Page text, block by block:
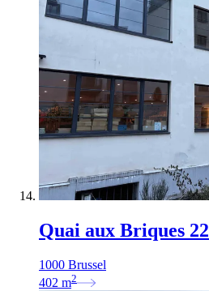
Quai aux Briques 22
1000 Brussel
402 m2